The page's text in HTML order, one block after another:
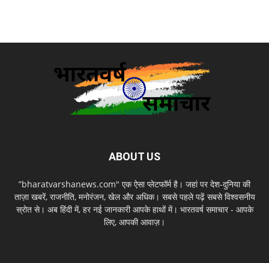
ABOUT US
”bharatvarshanews.com" एक ऐसा प्लेटफॉर्म है। जहां पर देश-दुनिया की
ताज़ा खबरें, राजनीति, मनोरंजन, खेल और अधिक। सबसे पहले पढ़ें सबसे विश्वसनीय
स्रोत से। अब हिंदी में, हर नई जानकारी आपके हाथों में। भारतवर्ष समाचार - आपके
लिए, आपकी आवाज़।